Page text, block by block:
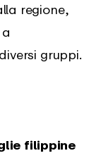
regione,
gruppi.
filippine